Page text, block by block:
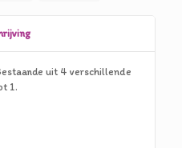
uit 4 verschillende
1.